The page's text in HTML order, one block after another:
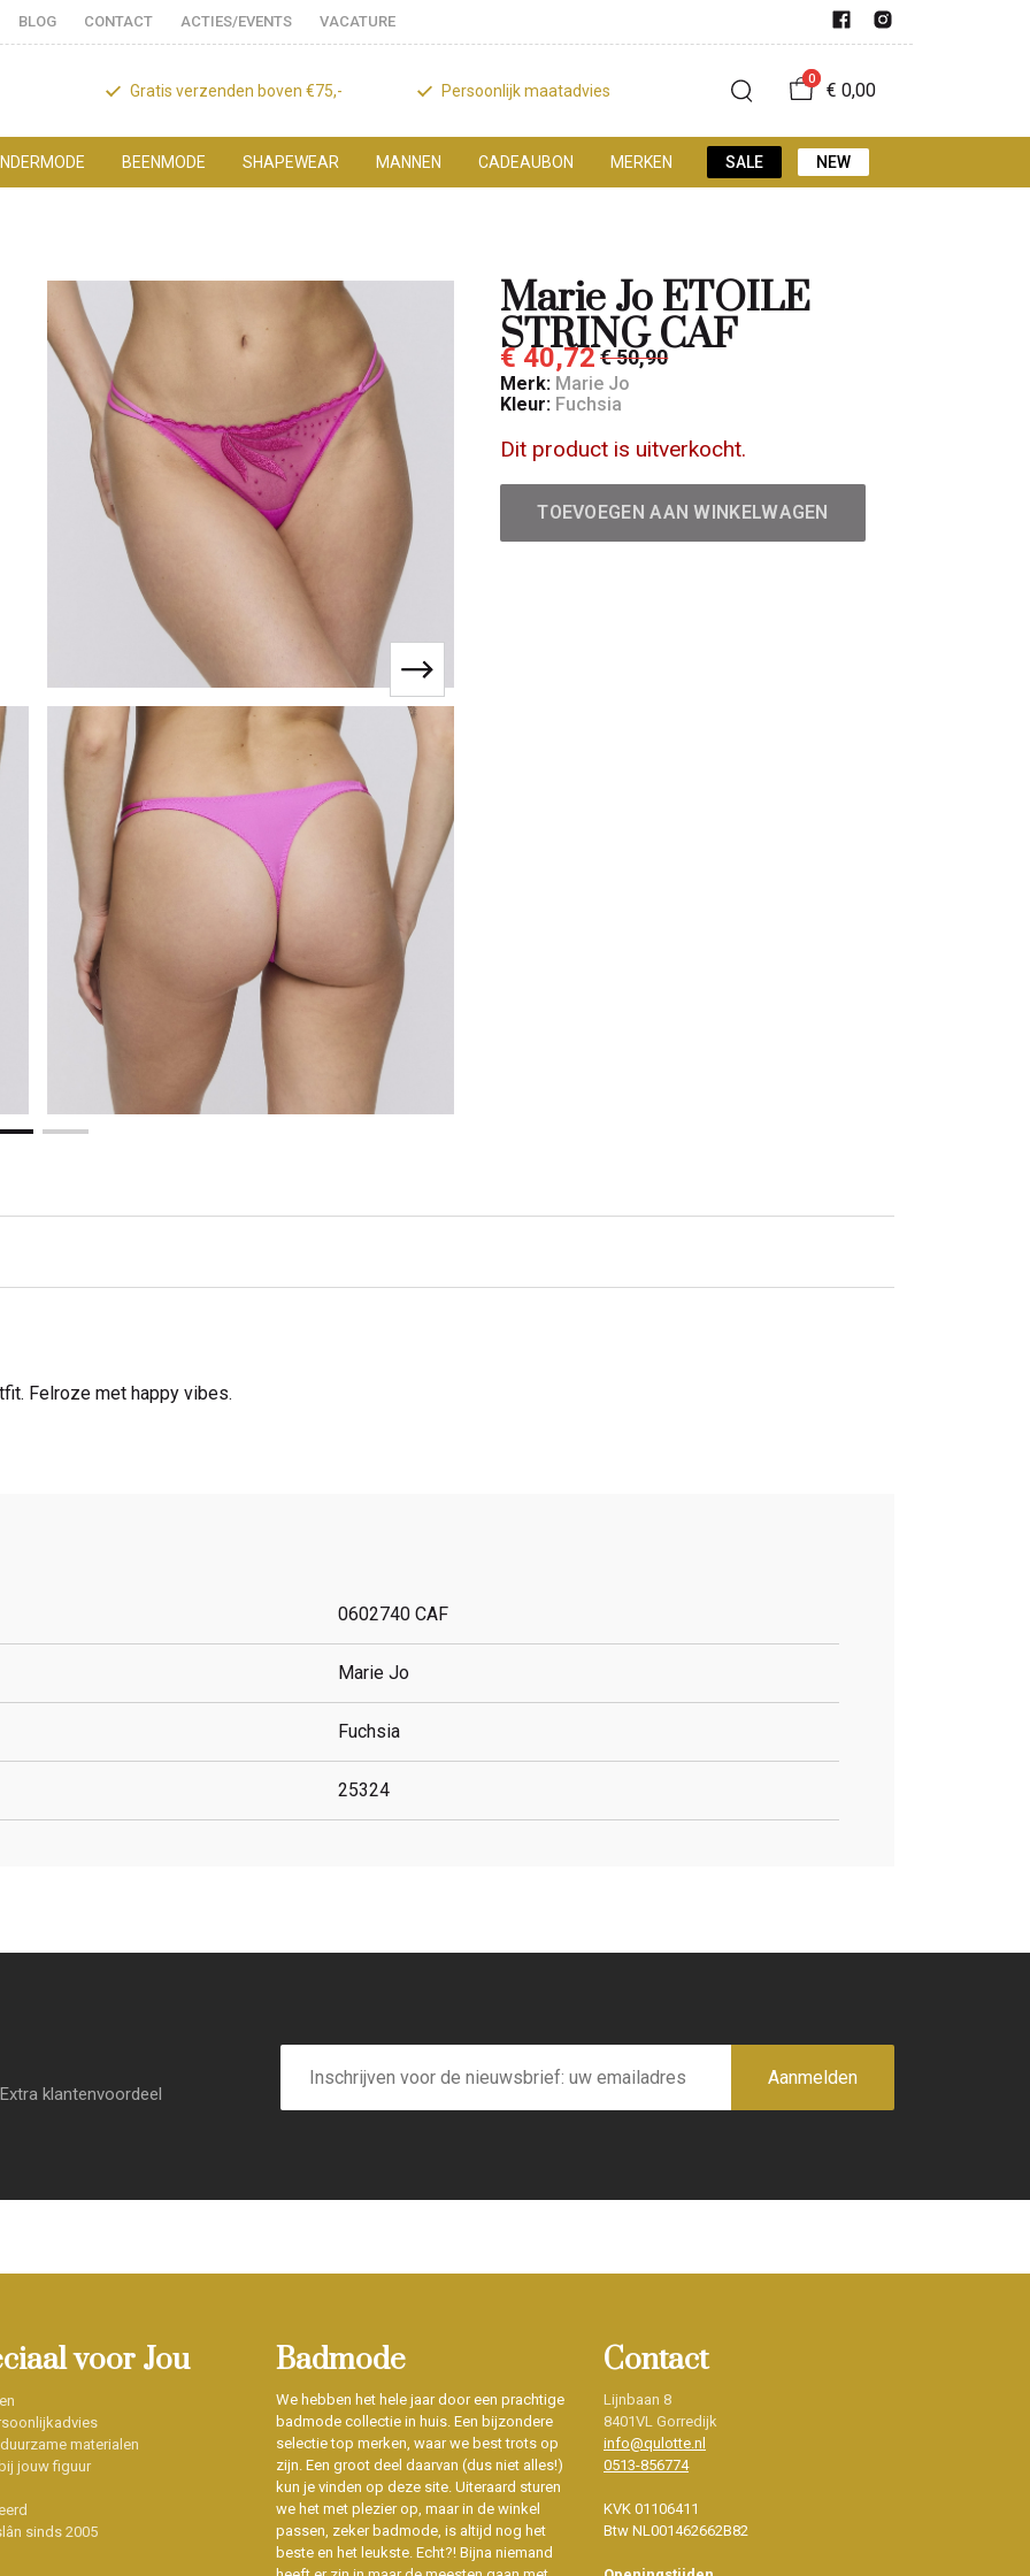
BLOG CONTACT ACTIES/EVENTS VACATURE
Gratis verzenden boven €75,- Persoonlijk maatadvies
0
€ 0,00
BEENMODE SHAPEWEAR MANNEN CADEAUBON MERKEN SALE NEW
Marie Jo ETOILE
STRING CAF
€ 40,72€ 50,90
Merk: Marie Jo
Kleur: Fuchsia
Dit product is uitverkocht.
TOEVOEGEN AAN WINKELWAGEN
Felroze met happy vibes.
0602740 CAF
Marie Jo
Fuchsia
25324
klantenvoordeel
E-
mailadres
Aanmelden
voor Jou
materialen
jouw figuur
sinds 2005
Badmode
We hebben het hele jaar door een prachtige
badmode collectie in huis. Een bijzondere
selectie top merken, waar we best trots op
zijn. Een groot deel daarvan (dus niet alles!)
kun je vinden op deze site. Uiteraard sturen
we het met plezier op, maar in de winkel
passen, zeker badmode, is altijd nog het
beste en het leukste. Echt?! Bijna niemand
Contact
Lijnbaan 8
8401VL Gorredijk
info@qulotte.nl
0513-856774
KVK 01106411
Btw NL001462662B82